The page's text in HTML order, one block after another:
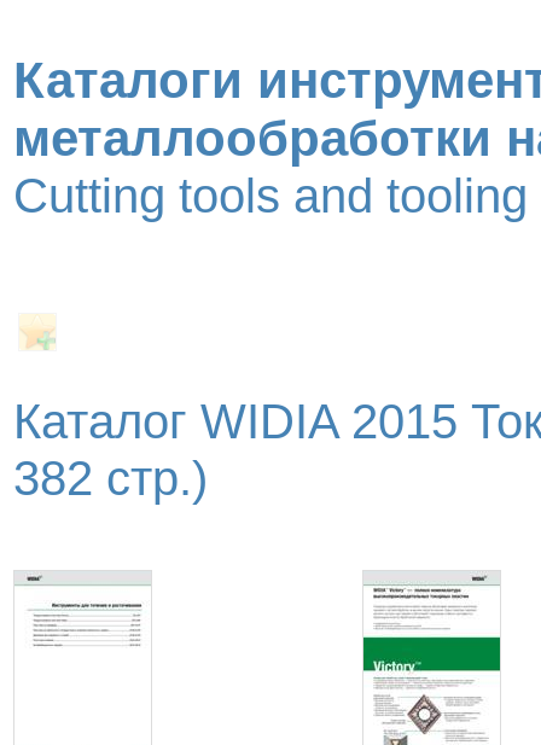
Каталоги
металлообработки
Cutting tools and
Каталог WIDIA 2015
382 стр.)